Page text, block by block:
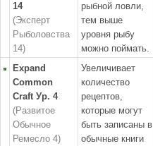
14
(Эксперт
Рыболовства
14)
рыбной ловли,
тем выше
уровня рыбу
можно поймать.
Expand
Common
Craft Ур. 4
(Развитое
Обычное
Ремесло 4)
Увеличивает
количество
рецептов,
которые могут
быть записаны в
обычные книги